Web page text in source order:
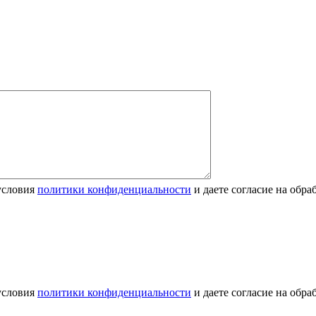
политики конфиденциальности и даете согласие на
политики конфиденциальности и даете согласие на